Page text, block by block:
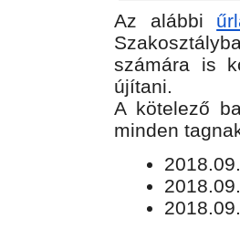
Az alábbi
számára is
újítani.
​A kötelező
minden